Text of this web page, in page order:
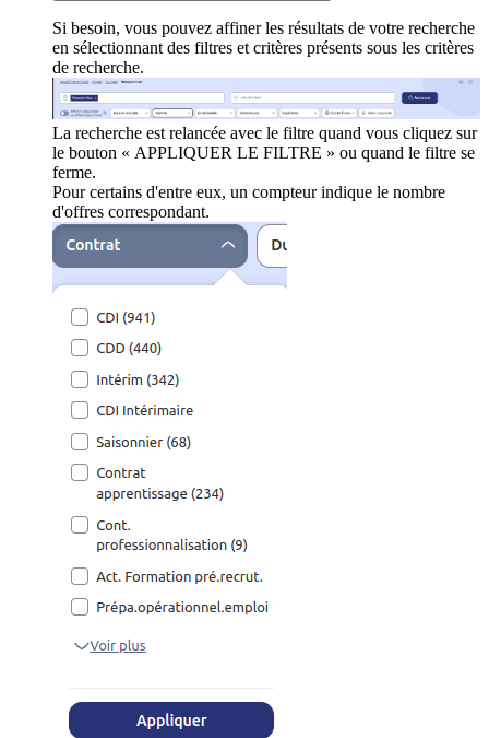
Si besoin, vous pouvez affiner les résultats de votre recherche
en sélectionnant des filtres et critères présents sous les critères
de recherche.
La recherche est relancée avec le filtre quand vous cliquez sur
le bouton « APPLIQUER LE FILTRE » ou quand le filtre se
ferme.
Pour certains d'entre eux, un compteur indique le nombre
d'offres correspondant.